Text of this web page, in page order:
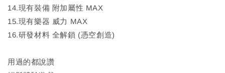
14.現有裝備 附加屬性 MAX
15.現有樂器 威力 MAX
16.研發材料 全解鎖 (憑空創造)
用過的都說讚